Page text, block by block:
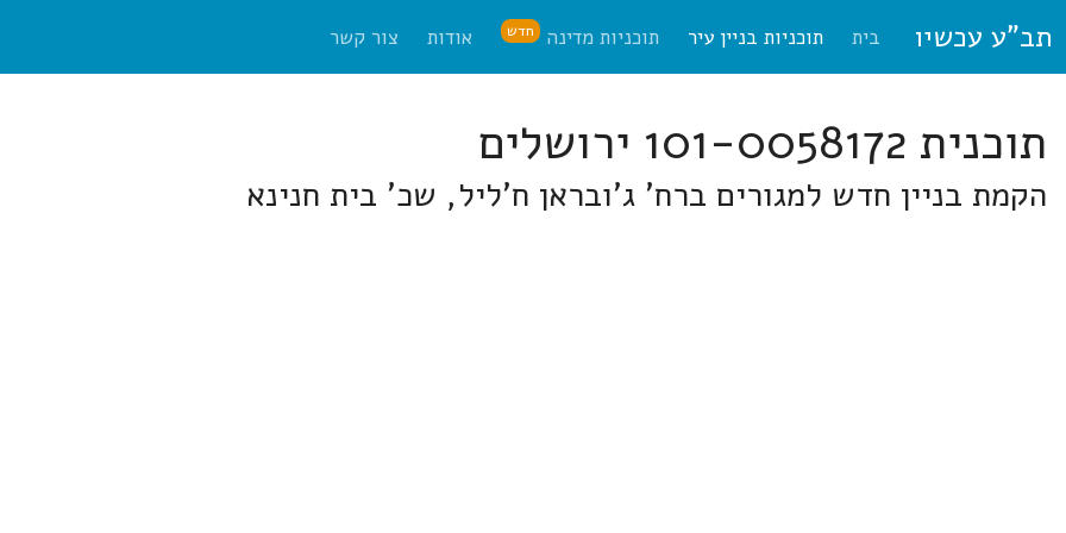
תב"ע עכשיו בית תוכניות בניין עיר תוכניות מדינה חדש אודות צור קשר
תוכנית 101-0058172 ירושלים
הקמת בניין חדש למגורים ברח' ג'ובראן ח'ליל, שכ' בית חנינא